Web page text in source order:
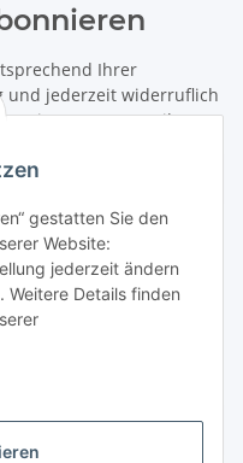
gestatten Sie den
Website:
jederzeit ändern
Details finden
Ihrer
und jederzeit widerruflich
per E-Mail zu.